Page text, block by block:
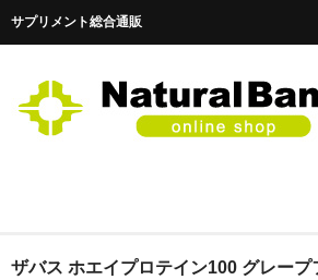
サプリメント総合通販
TOP
ザバス ホエイプロテイン100 グレープ